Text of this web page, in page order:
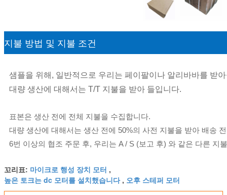
지불 방법 및 지불 조건
샘플을 위해, 일반적으로 우리는 페이팔이나 알리바바를 받
대량 생산에 대해서는 T/T 지불을 받아 들입니다.
표본은 생산 전에 전체 지불을 수집합니다.
대량 생산에 대해서는 생산 전에 50%의 사전 지불을 받아 배송
6번 이상의 협조 주문 후, 우리는 A / S (보고 후) 와 같은 다른 지
꼬리표: 마이크로 행성 장치 모터 ,
높은 토크는 dc 모터를 설치했습니다, 오후 스테퍼 모터